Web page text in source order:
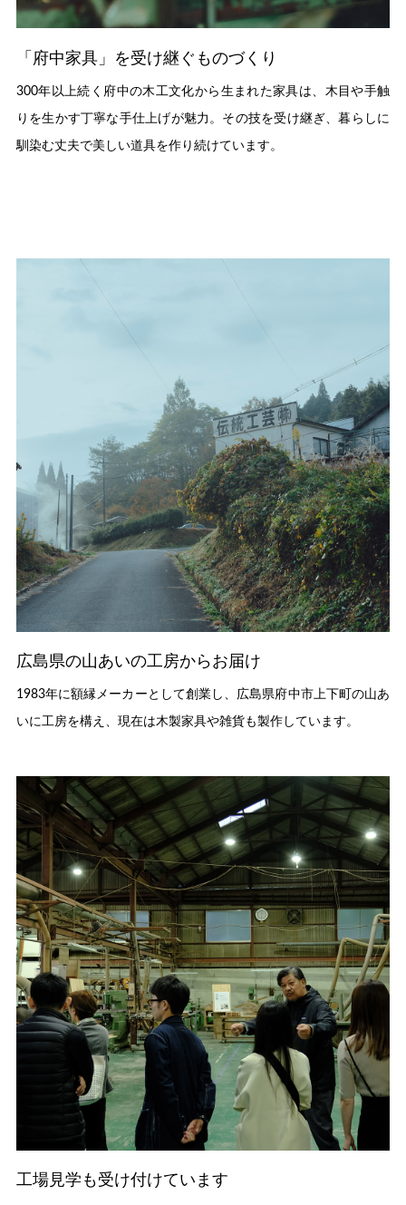
「府中家具」を受け継ぐものづくり
300年以上続く府中の木工文化から生まれた家具は、木目や手触
りを生かす丁寧な手仕上げが魅力。その技を受け継ぎ、暮らしに
馴染む丈夫で美しい道具を作り続けています。
広島県の山あいの工房からお届け
1983年に額縁メーカーとして創業し、広島県府中市上下町の山あ
いに工房を構え、現在は木製家具や雑貨も製作しています。
工場見学も受け付けています